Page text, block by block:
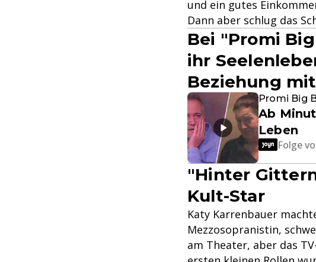
und ein gutes
Dann aber schlug das
Bei "Promi
ihr
Beziehung
Promi Big
Ab
Leben
Folge
"Hinter
Kult-Star
Katy Karrenbauer
Mezzosopranistin,
am Theater, aber das